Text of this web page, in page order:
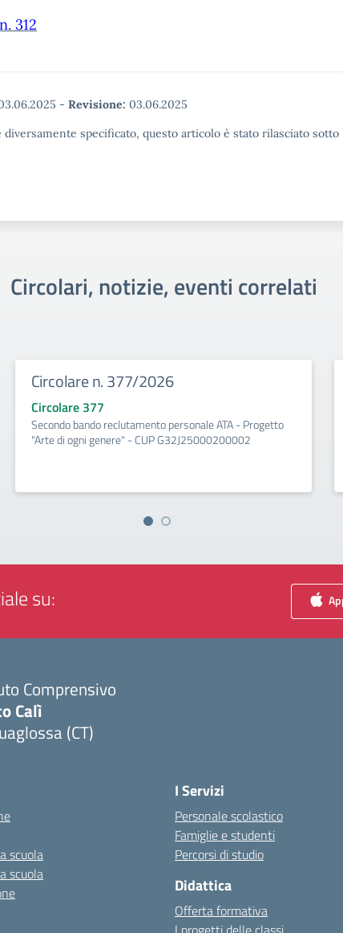
312
- Revisione: 03.06.2025
diversamente specificato, questo articolo è stato rilasciato
Circolari, notizie, eventi correlati
Circolare n. 377/2026
Circolare 377
Secondo bando reclutamento personale ATA - Progetto
"Arte di ogni genere" - CUP G32J25000200002
su:
Comprensivo
Calì
(CT)
scuola
scuola
I Servizi
Personale scolastico
Famiglie e studenti
Percorsi di studio
Didattica
Offerta formativa